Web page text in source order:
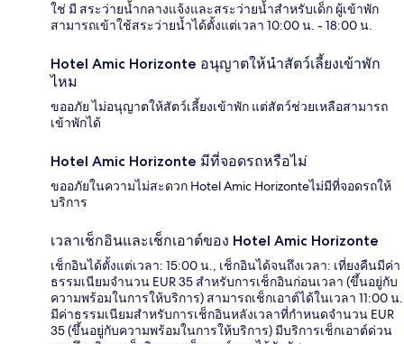
ใช่ มี สระว่ายน้ำกลางแจ้งและสระว่ายน้ำสำหรับเด็ก ผู้เข้าพัก
สามารถเข้าใช้สระว่ายน้ำได้ตั้งแต่เวลา 10:00 น. - 18:00 น.
Hotel Amic Horizonte อนุญาตให้นำสัตว์เลี้ยงเข้าพัก
ไหม
ขออภัย ไม่อนุญาตให้สัตว์เลี้ยงเข้าพัก แต่สัตว์ช่วยเหลือสามารถ
เข้าพักได้
Hotel Amic Horizonte มีที่จอดรถหรือไม่
ขออภัยในความไม่สะดวก Hotel Amic Horizonteไม่มีที่จอดรถให้
บริการ
เวลาเช็กอินและเช็กเอาต์ของ Hotel Amic Horizonte
เช็กอินได้ตั้งแต่เวลา: 15:00 น., เช็กอินได้จนถึงเวลา: เที่ยงคืนมีค่า
ธรรมเนียมจำนวน EUR 35 สำหรับการเช็กอินก่อนเวลา (ขึ้นอยู่กับ
ความพร้อมในการให้บริการ) สามารถเช็กเอาต์ได้ในเวลา 11:00 น.
มีค่าธรรมเนียมสำหรับการเช็กอินหลังเวลาที่กำหนดจำนวน EUR
35 (ขึ้นอยู่กับความพร้อมในการให้บริการ) มีบริการเช็กเอาต์ด่วน